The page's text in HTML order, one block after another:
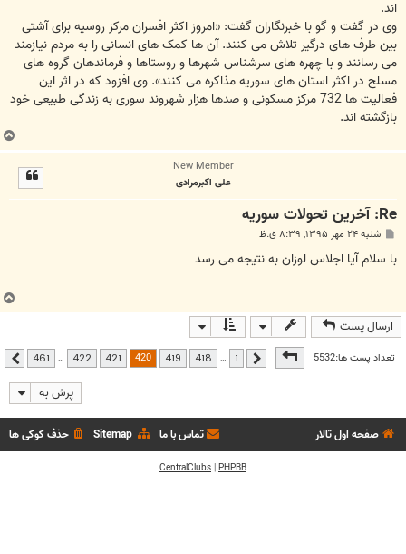
اند.
وی در گفت و گو با خبرنگاران گفت: «امروز اکثر افسران مرکز روسیه برای آشتی
بین طرف های درگیر تلاش می کنند. آن ها کمک های انسانی را به مردم نیازمند
می رسانند و با چهره های سرشناس شهرها و روستاها و فرماندهان گروه های
مسلح در اکثر استان های سوریه مذاکره می کنند». وی افزود که در اثر این
فعالیت ها 732 مرکز مسکونی و صدها هزار شهروند سوری به زندگی طبیعی خود
بازگشته اند.
ب
ا
New Member
علی اکبرمرادی
Re: آخرين تحولات سوريه
پ
ت
شنبه ۲۴ مهر ۱۳۹۵, ۸:۳۹ ق.ظ
با سلام آیا اجلاس لوزان به نتیجه می رسد
ب
ا
ارسال پست
تعداد پست ها:5532
صفحه420
461 قبلی …
418
419
420
421
422
…
461 بعدی
پرش به
صفحه اول تالار حذف کوکی ها Sitemap تماس با ما
PHPBB
|
CentralClubs